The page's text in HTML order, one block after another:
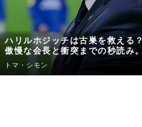
ハリルホジッチは古巣を救える？
傲慢な会長と衝突までの秒読み。
トマ・シモン